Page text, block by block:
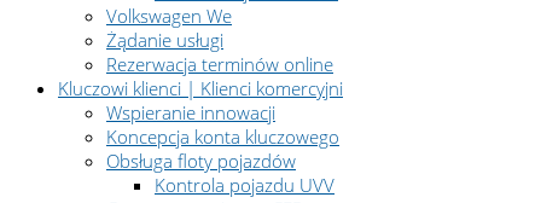
Volkswagen We
Żądanie usługi
Rezerwacja terminów online
Kluczowi klienci | Klienci komercyjni
Wspieranie innowacji
Koncepcja konta kluczowego
Obsługa floty pojazdów
Kontrola pojazdu UVV